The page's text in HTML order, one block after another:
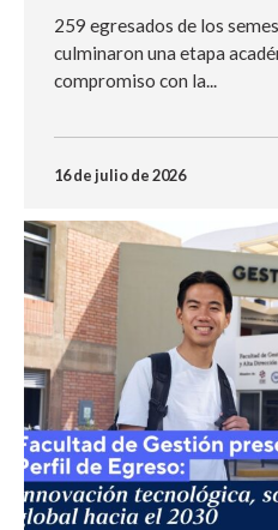
259 egresados de los
culminaron una etapa
compromiso con la...
16 de julio de 2026
NOTICIA